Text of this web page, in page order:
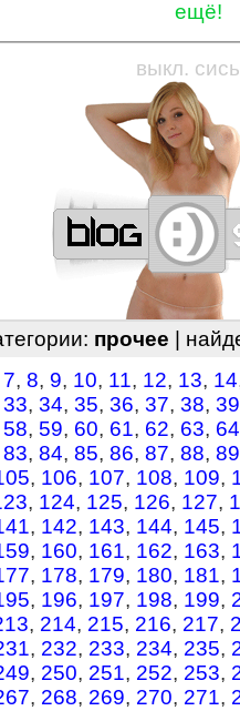
ещё!
————————
выкл.
прочее |
7, 8, 9, 10, 11, 12, 13, 14
33, 34, 35, 36, 37, 38, 39
58, 59, 60, 61, 62, 63, 64
83, 84, 85, 86, 87, 88, 89
, 106, 107, 108, 109,
, 124, 125, 126, 127,
, 142, 143, 144, 145,
, 160, 161, 162, 163,
, 178, 179, 180, 181,
, 196, 197, 198, 199,
, 214, 215, 216, 217,
, 232, 233, 234, 235,
, 250, 251, 252, 253,
, 268, 269, 270, 271,